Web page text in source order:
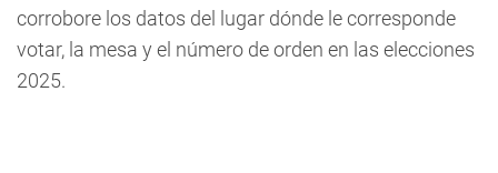
corrobore los datos del lugar dónde le corresponde
votar, la mesa y el número de orden en las elecciones
2025.